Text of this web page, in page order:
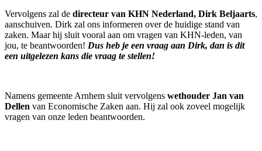
Vervolgens zal de directeur van KHN Nederland, Dirk Beljaarts,
aanschuiven. Dirk zal ons informeren over de huidige stand van
zaken. Maar hij sluit vooral aan om vragen van KHN-leden, van
jou, te beantwoorden! Dus heb je een vraag aan Dirk, dan is dit
een uitgelezen kans die vraag te stellen!
Namens gemeente Arnhem sluit vervolgens wethouder Jan van
Dellen van Economische Zaken aan. Hij zal ook zoveel mogelijk
vragen van onze leden beantwoorden.